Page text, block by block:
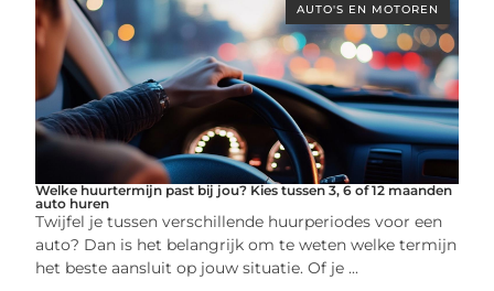
AUTO'S EN MOTOREN
Welke huurtermijn past bij jou? Kies tussen 3, 6 of 12 maanden
auto huren
Twijfel je tussen verschillende huurperiodes voor een
auto? Dan is het belangrijk om te weten welke termijn
het beste aansluit op jouw situatie. Of je ...